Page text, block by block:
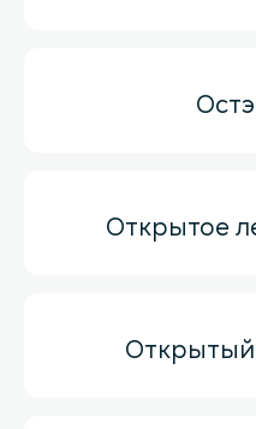
Открытое
Открытый